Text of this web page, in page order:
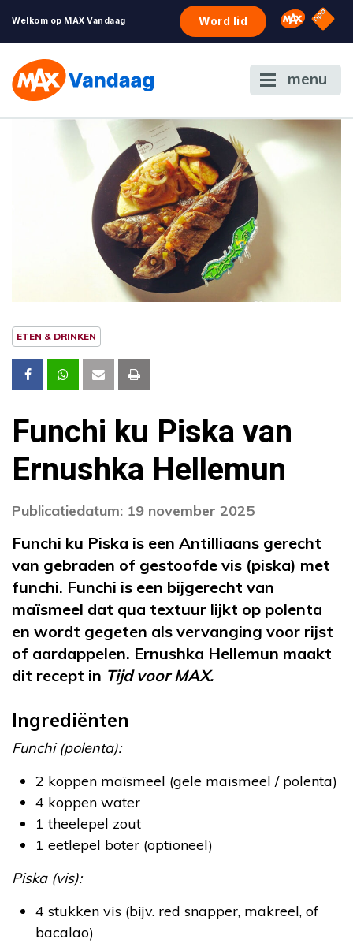
Welkom op MAX Vandaag Word lid Omroep
NPO
menu
ETEN & DRINKEN
Funchi ku Piska van
Ernushka Hellemun
Publicatiedatum: 19 november 2025
Funchi ku Piska is een Antilliaans gerecht
van gebraden of gestoofde vis (piska) met
funchi. Funchi is een bijgerecht van
maïsmeel dat qua textuur lijkt op polenta
en wordt gegeten als vervanging voor rijst
of aardappelen. Ernushka Hellemun maakt
dit recept in Tijd voor MAX.
Ingrediënten
Funchi (polenta):
2 koppen maïsmeel (gele maismeel / polenta)
4 koppen water
1 theelepel zout
1 eetlepel boter (optioneel)
Piska (vis):
4 stukken vis (bijv. red snapper, makreel, of
bacalao)